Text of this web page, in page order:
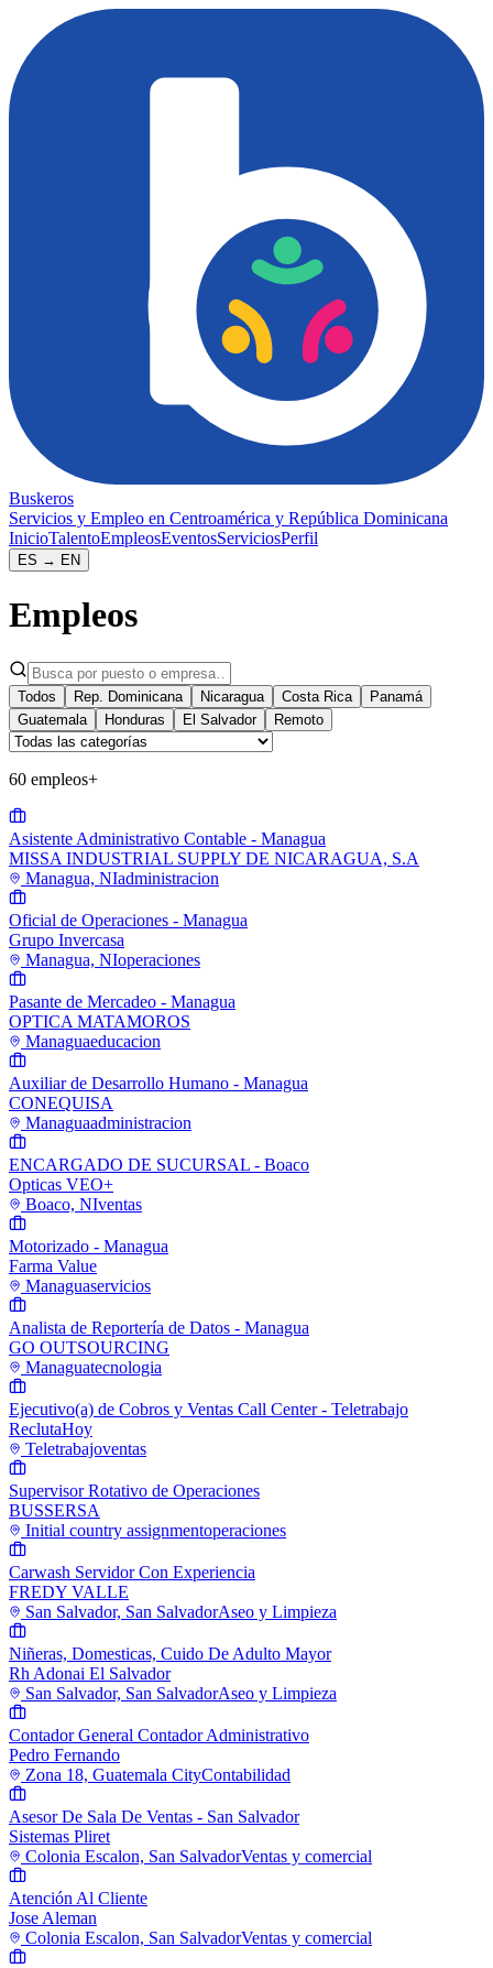
Buskeros
Servicios y Empleo en Centroamérica y República Dominicana
InicioTalentoEmpleosEventosServiciosPerfil
ES → EN
Empleos
Todos Rep. Dominicana Nicaragua Costa Rica
Panamá
Guatemala
Honduras El Salvador Remoto
60 empleos+
Asistente Administrativo Contable - Managua
MISSA INDUSTRIAL SUPPLY DE NICARAGUA, S.A
Managua, NIadministracion
Oficial de Operaciones - Managua
Grupo Invercasa
Managua, NIoperaciones
Pasante de Mercadeo - Managua
OPTICA MATAMOROS
Managuaeducacion
Auxiliar de Desarrollo Humano - Managua
CONEQUISA
Managuaadministracion
ENCARGADO DE SUCURSAL - Boaco
Opticas VEO+
Boaco, NIventas
Motorizado - Managua
Farma Value
Managuaservicios
Analista de Reportería de Datos - Managua
GO OUTSOURCING
Managuatecnologia
Ejecutivo(a) de Cobros y Ventas Call Center - Teletrabajo
ReclutaHoy
Teletrabajoventas
Supervisor Rotativo de Operaciones
BUSSERSA
Initial country assignmentoperaciones
Carwash Servidor Con Experiencia
FREDY VALLE
San Salvador, San SalvadorAseo y Limpieza
Niñeras, Domesticas, Cuido De Adulto Mayor
Rh Adonai El Salvador
San Salvador, San SalvadorAseo y Limpieza
Contador General Contador Administrativo
Pedro Fernando
Zona 18, Guatemala CityContabilidad
Asesor De Sala De Ventas - San Salvador
Sistemas Pliret
Colonia Escalon, San SalvadorVentas y comercial
Atención Al Cliente
Jose Aleman
Colonia Escalon, San SalvadorVentas y comercial